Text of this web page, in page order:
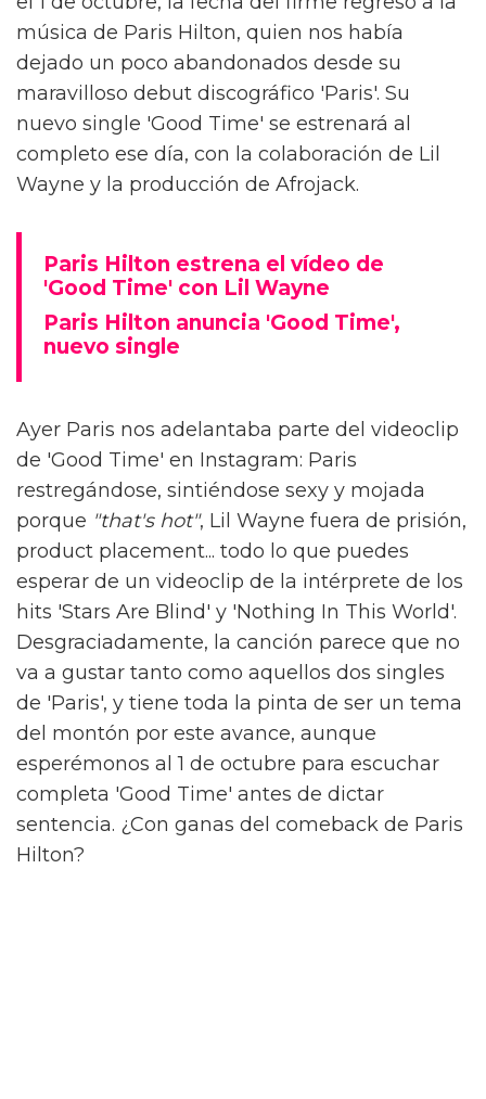
música de Paris Hilton, quien nos había
dejado un poco abandonados desde su
maravilloso debut discográfico 'Paris'. Su
nuevo single 'Good Time' se estrenará al
completo ese día, con la colaboración de Lil
Wayne y la producción de Afrojack.
Paris Hilton estrena el vídeo de
'Good Time' con Lil Wayne
Paris Hilton anuncia 'Good Time',
nuevo single
Ayer Paris nos adelantaba parte del videoclip
de 'Good Time' en Instagram: Paris
restregándose, sintiéndose sexy y mojada
porque "that's hot", Lil Wayne fuera de prisión,
product placement... todo lo que puedes
esperar de un videoclip de la intérprete de los
hits 'Stars Are Blind' y 'Nothing In This World'.
Desgraciadamente, la canción parece que no
va a gustar tanto como aquellos dos singles
de 'Paris', y tiene toda la pinta de ser un tema
del montón por este avance, aunque
esperémonos al 1 de octubre para escuchar
completa 'Good Time' antes de dictar
sentencia. ¿Con ganas del comeback de Paris
Hilton?